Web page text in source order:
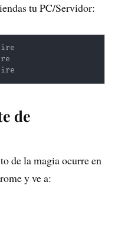
tu PC/Servidor:
de
de la magia ocurre en
y ve a: